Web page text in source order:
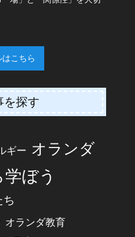
こちら
を探す
ギー オランダ
ぼう
ち
オランダ教育